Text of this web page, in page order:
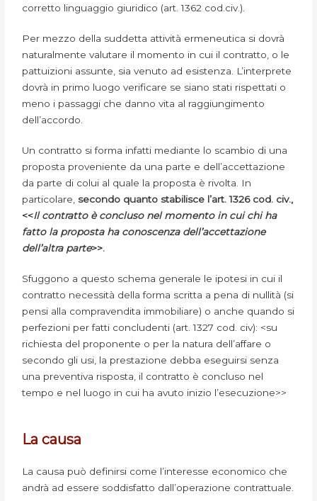
corretto linguaggio giuridico (art. 1362 cod.civ.).
Per mezzo della suddetta attività ermeneutica si dovrà
naturalmente valutare il momento in cui il contratto, o le
pattuizioni assunte, sia venuto ad esistenza. L’interprete
dovrà in primo luogo verificare se siano stati rispettati o
meno i passaggi che danno vita al raggiungimento
dell’accordo.
Un contratto si forma infatti mediante lo scambio di una
proposta proveniente da una parte e dell’accettazione
da parte di colui al quale la proposta è rivolta. In
particolare, secondo quanto stabilisce l’art. 1326 cod. civ.,
<<Il contratto è concluso nel momento in cui chi ha
fatto la proposta ha conoscenza dell’accettazione
dell’altra parte>>.
Sfuggono a questo schema generale le ipotesi in cui il
contratto necessità della forma scritta a pena di nullità (si
pensi alla compravendita immobiliare) o anche quando si
perfezioni per fatti concludenti (art. 1327 cod. civ): <su
richiesta del proponente o per la natura dell’affare o
secondo gli usi, la prestazione debba eseguirsi senza
una preventiva risposta, il contratto è concluso nel
tempo e nel luogo in cui ha avuto inizio l’esecuzione>>
La causa
La causa può definirsi come l’interesse economico che
andrà ad essere soddisfatto dall’operazione contrattuale.